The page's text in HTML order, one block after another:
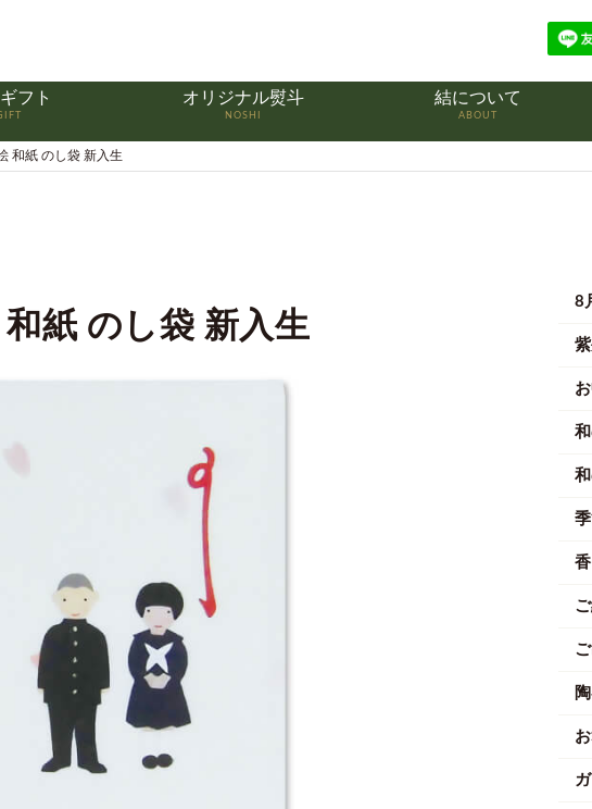
フト オリジナル熨斗
NOSHI
結について
ABOUT
和紙 のし袋 新入生
紙 のし袋 新入生
8